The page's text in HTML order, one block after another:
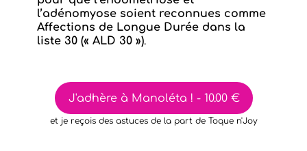
l’adénomyose soient reconnues comme
Affections de Longue Durée dans la
liste 30 (« ALD 30 »).
J'adhère à Manoléta ! - 10.00 €
et je reçois des astuces de la part de Toque n'Joy